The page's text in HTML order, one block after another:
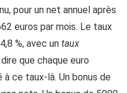
pour un net annuel après
euros par mois. Le taux
%, avec un taux
que chaque euro
ce taux-là. Un bonus de